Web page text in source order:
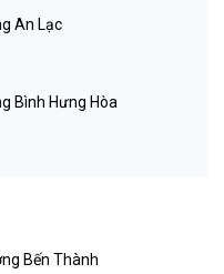
An Lạc
Bình Hưng Hòa
Bến Thành